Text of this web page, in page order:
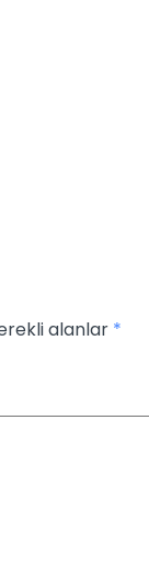
alanlar *